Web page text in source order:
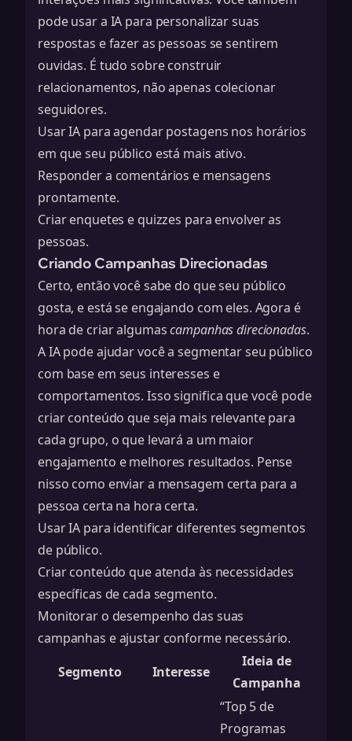
pode usar a IA para personalizar suas
respostas e fazer as pessoas se sentirem
ouvidas. É tudo sobre construir
relacionamentos, não apenas colecionar
seguidores.
Usar IA para agendar postagens nos horários
em que seu público está mais ativo.
Responder a comentários e mensagens
prontamente.
Criar enquetes e quizzes para envolver as
pessoas.
Criando Campanhas Direcionadas
Certo, então você sabe do que seu público
gosta, e está se engajando com eles. Agora é
hora de criar algumascampanhas direcionadas.
A IA pode ajudar você a segmentar seu público
com base em seus interesses e
comportamentos. Isso significa que você pode
criar conteúdo que seja mais relevante para
cada grupo, o que levará a um maior
engajamento e melhores resultados. Pense
nisso como enviar a mensagem certa para a
pessoa certa na hora certa.
Usar IA para identificar diferentes segmentos
de público.
Criar conteúdo que atenda às necessidades
específicas de cada segmento.
Monitorar o desempenho das suas
campanhas e ajustar conforme necessário.
Segmento
Interesse
Ideia de
Campanha
“Top 5 de
Programas